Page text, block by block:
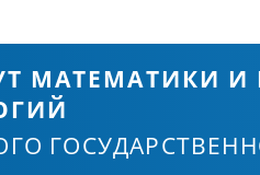
МАТЕМАТИКИ